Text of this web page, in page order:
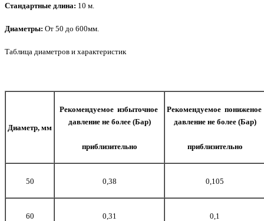
Стандартные длина: 10 м.
Диаметры: От 50 до 600мм.
Таблица диаметров и характеристик
Диаметр, мм
Рекомендуемое избыточное
давление не более (Бар)
приблизительно
Рекомендуемое пониженое
давление не более (Бар)
приблизительно
50 0,38 0,105
60 0,31 0,1